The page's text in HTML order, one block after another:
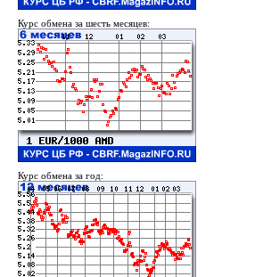
Курс обмена за шесть месяцев:
Курс обмена за год: